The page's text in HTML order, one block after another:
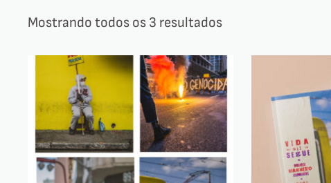
Mostrando todos os 3 resultados